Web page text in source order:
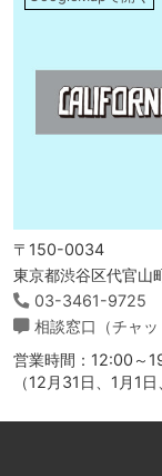
〒150-0034
東京都渋谷区代官山
03-3461-9725
相談窓口（チャッ
営業時間：12:00～
（12月31日、1月1